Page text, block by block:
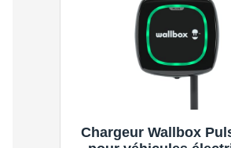
Chargeur Wallbox